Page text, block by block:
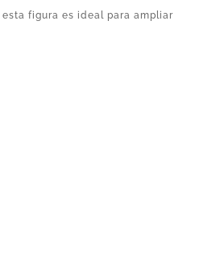
, esta figura es ideal para ampliar